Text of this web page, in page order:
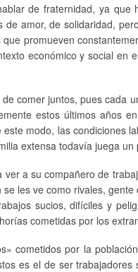
de fraternidad, ya
amor, de solidaridad,
promueven
económico y social
comer juntos, pues
estos últimos
modo, las
extensa todavía juega
a su compañero de
les ve como rivales,
sucios, difíciles y
cometidas por los
cometidos por la
es el de ser